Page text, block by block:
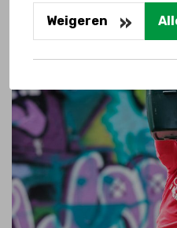
Weigeren
Ontdek hoe je kan